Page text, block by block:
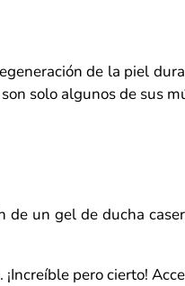
de la piel
solo algunos de sus
un gel de ducha
pero cierto!